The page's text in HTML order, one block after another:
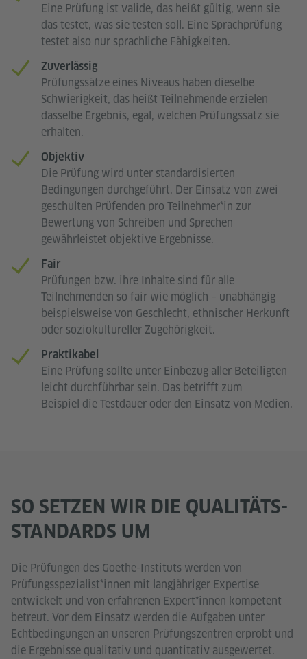
Eine Prüfung ist valide, das heißt gültig, wenn sie
das testet, was sie testen soll. Eine Sprachprüfung
testet also nur sprachliche Fähigkeiten.
Zuverlässig
Prüfungssätze eines Niveaus haben dieselbe
Schwierigkeit, das heißt Teilnehmende erzielen
dasselbe Ergebnis, egal, welchen Prüfungssatz sie
erhalten.
Objektiv
Die Prüfung wird unter standardisierten
Bedingungen durchgeführt. Der Einsatz von zwei
geschulten Prüfenden pro Teilnehmer*in zur
Bewertung von Schreiben und Sprechen
gewährleistet objektive Ergebnisse.
Fair
Prüfungen bzw. ihre Inhalte sind für alle
Teilnehmenden so fair wie möglich – unabhängig
beispielsweise von Geschlecht, ethnischer Herkunft
oder soziokultureller Zugehörigkeit.
Praktikabel
Eine Prüfung sollte unter Einbezug aller Beteiligten
leicht durchführbar sein. Das betrifft zum
Beispiel die Testdauer oder den Einsatz von Medien.
SO SETZEN WIR DIE QUALITÄTS-
STANDARDS UM
Die Prüfungen des Goethe-Instituts werden von
Prüfungsspezialist*innen mit langjähriger Expertise
entwickelt und von erfahrenen Expert*innen kompetent
betreut. Vor dem Einsatz werden die Aufgaben unter
Echtbedingungen an unseren Prüfungszentren erprobt und
die Ergebnisse qualitativ und quantitativ ausgewertet.